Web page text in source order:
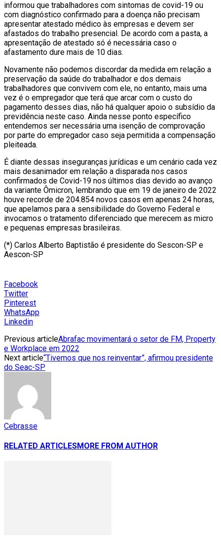
informou que trabalhadores com sintomas de covid-19 ou
com diagnóstico confirmado para a doença não precisam
apresentar atestado médico às empresas e devem ser
afastados do trabalho presencial. De acordo com a pasta, a
apresentação de atestado só é necessária caso o
afastamento dure mais de 10 dias.
Novamente não podemos discordar da medida em relação a
preservação da saúde do trabalhador e dos demais
trabalhadores que convivem com ele, no entanto, mais uma
vez é o empregador que terá que arcar com o custo do
pagamento desses dias, não há qualquer apoio o subsídio da
previdência neste caso. Ainda nesse ponto específico
entendemos ser necessária uma isenção de comprovação
por parte do empregador caso seja permitida a compensação
pleiteada.
É diante dessas inseguranças jurídicas e um cenário cada vez
mais desanimador em relação a disparada nos casos
confirmados de Covid-19 nos últimos dias devido ao avanço
da variante Ômicron, lembrando que em 19 de janeiro de 2022
houve recorde de 204.854 novos casos em apenas 24 horas,
que apelamos para a sensibilidade do Governo Federal e
invocamos o tratamento diferenciado que merecem as micro
e pequenas empresas brasileiras.
(*) Carlos Alberto Baptistão é presidente do Sescon-SP e
Aescon-SP
Facebook
Twitter
Pinterest
WhatsApp
Linkedin
Previous articleAbrafac movimentará o setor de FM, Property
e Workplace em 2022
Next article“Tivemos que nos reinventar”, afirmou presidente
do Seac-SP
Cebrasse
RELATED ARTICLESMORE FROM AUTHOR